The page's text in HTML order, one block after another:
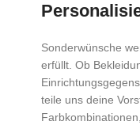
Sonderwünsche
erfüllt. Ob
teile uns deine